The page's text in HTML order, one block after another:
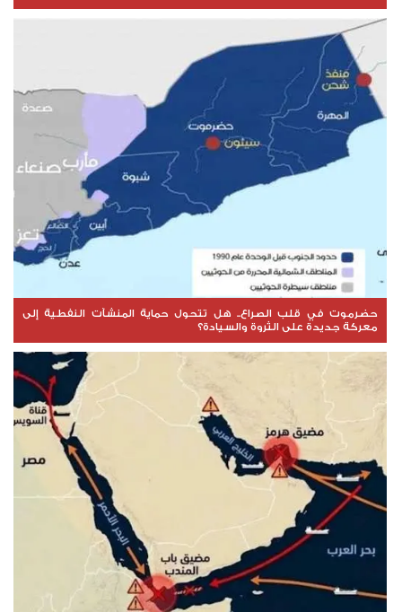
حضرموت في قلب الصراع.. هل تتحول حماية المنشآت النفطية إلى
معركة جديدة على الثروة والسيادة؟